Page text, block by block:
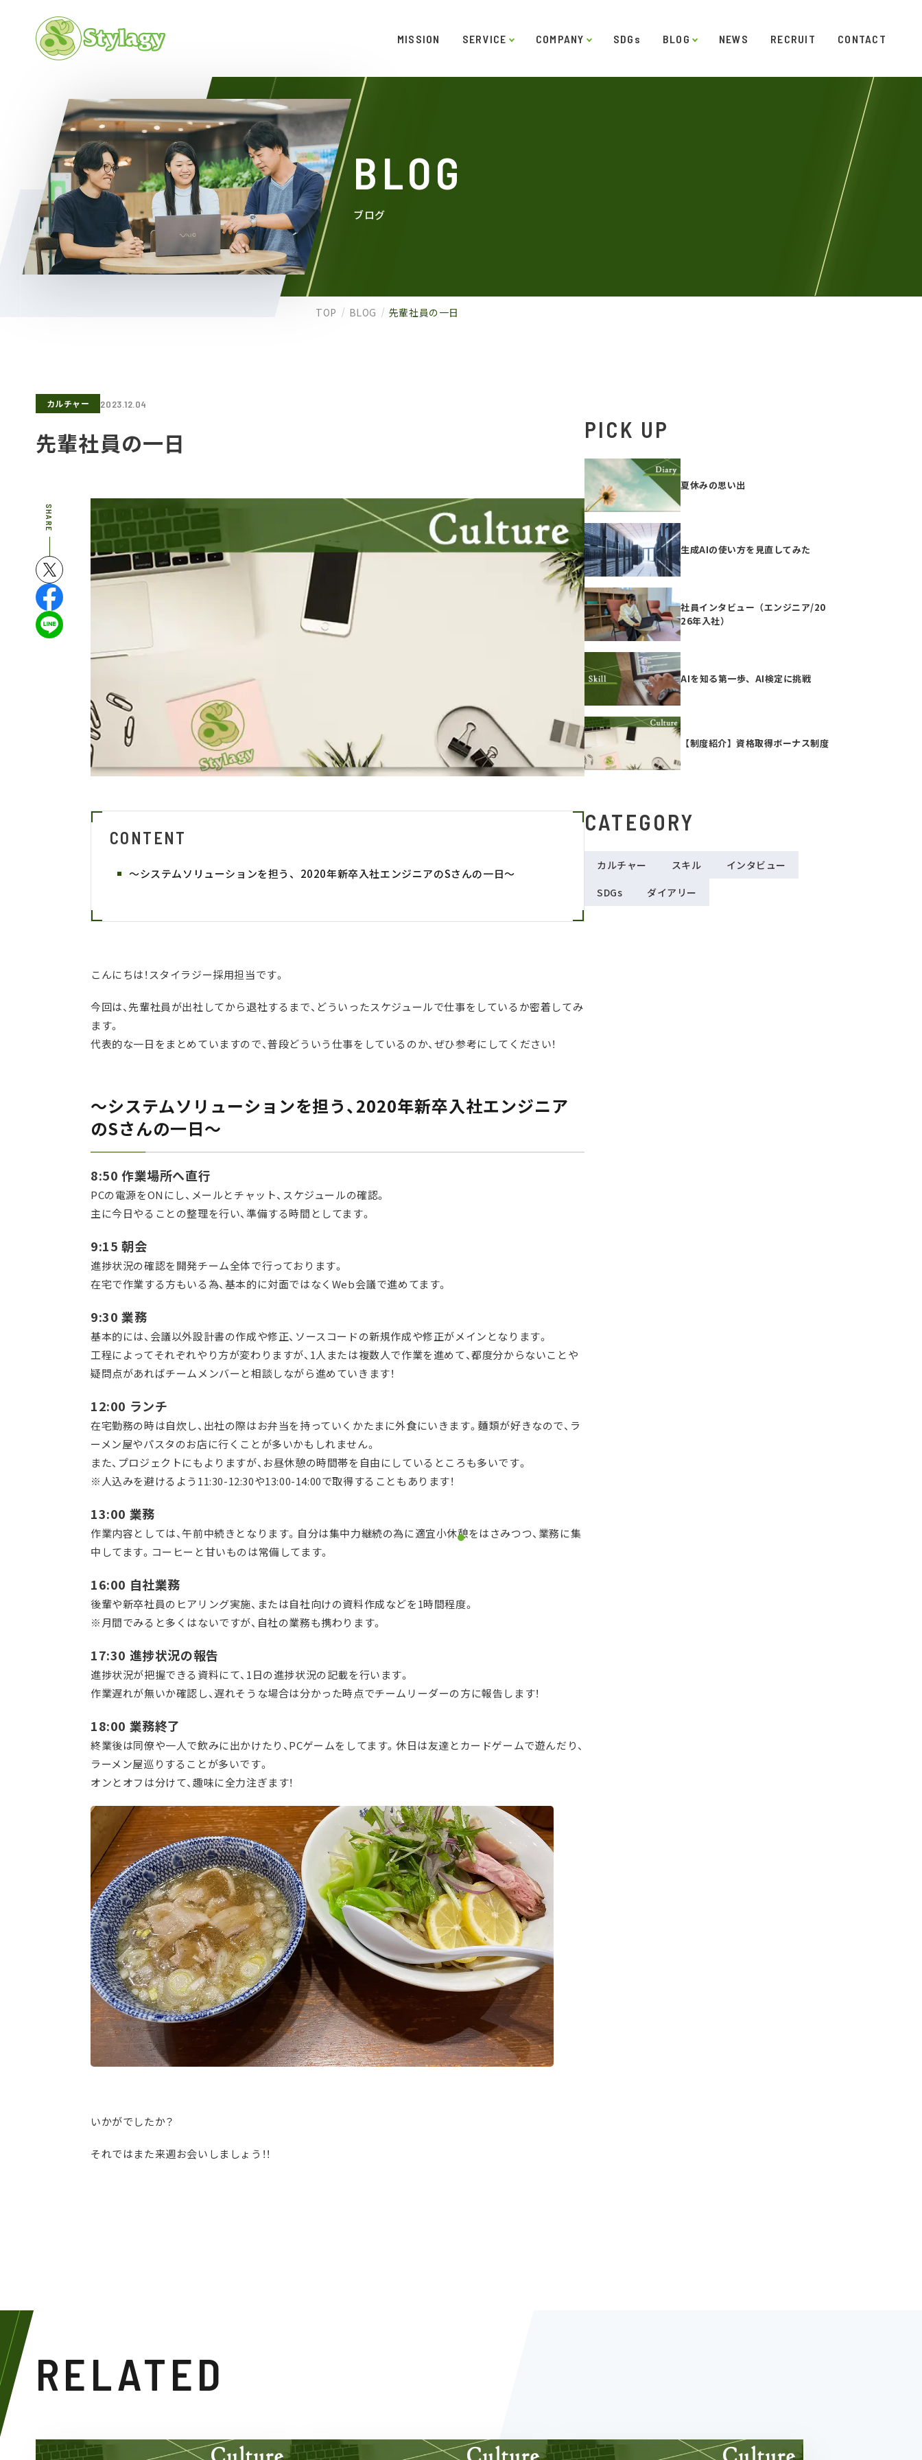
MISSION SERVICE
システムソリューション
COMPANY
会社概要 ご挨拶
SDGs BLOG
カルチャー スキル
NEWS RECRUIT CONTACT
BLOG
ブログ
TOP BLOG 先輩社員の一日
カルチャー 2023.12.04
先輩社員の一日
SHARE
CONTENT
～システムソリューションを担う、2020年新卒入社エンジニアのSさんの一日～
こんにちは！スタイラジー採用担当です。
今回は、先輩社員が出社してから退社するまで、どういったスケジュールで仕事をしているか密着してみ
ます。
代表的な一日をまとめていますので、普段どういう仕事をしているのか、ぜひ参考にしてください！
～システムソリューションを担う、2020年新卒入社エンジニア
のSさんの一日～
8:50 作業場所へ直行
PCの電源をONにし、メールとチャット、スケジュールの確認。
主に今日やることの整理を行い、準備する時間としてます。
9:15 朝会
進捗状況の確認を開発チーム全体で行っております。
在宅で作業する方もいる為、基本的に対面ではなくWeb会議で進めてます。
9:30 業務
基本的には、会議以外設計書の作成や修正、ソースコードの新規作成や修正がメインとなります。
工程によってそれぞれやり方が変わりますが、1人または複数人で作業を進めて、都度分からないことや
疑問点があればチームメンバーと相談しながら進めていきます！
12:00 ランチ
在宅勤務の時は自炊し、出社の際はお弁当を持っていくかたまに外食にいきます。麵類が好きなので、ラ
ーメン屋やパスタのお店に行くことが多いかもしれません。
また、プロジェクトにもよりますが、お昼休憩の時間帯を自由にしているところも多いです。
※人込みを避けるよう11:30-12:30や13:00-14:00で取得することもあります！
13:00 業務
作業内容としては、午前中続きとなります。自分は集中力継続の為に適宜小休憩をはさみつつ、業務に集
中してます。コーヒーと甘いものは常備してます。
16:00 自社業務
後輩や新卒社員のヒアリング実施、または自社向けの資料作成などを1時間程度。
※月間でみると多くはないですが、自社の業務も携わります。
17:30 進捗状況の報告
進捗状況が把握できる資料にて、1日の進捗状況の記載を行います。
作業遅れが無いか確認し、遅れそうな場合は分かった時点でチームリーダーの方に報告します！
18:00 業務終了
終業後は同僚や一人で飲みに出かけたり、PCゲームをしてます。休日は友達とカードゲームで遊んだり、
ラーメン屋巡りすることが多いです。
オンとオフは分けて、趣味に全力注ぎます！
いかがでしたか？
それではまた来週お会いしましょう！！
PICK UP
夏休みの思い出
生成AIの使い方を見直してみた
社員インタビュー（エンジニア/20
26年入社）
AIを知る第一歩、AI検定に挑戦
【制度紹介】資格取得ボーナス制度
CATEGORY
カルチャー スキル
インタビュー
SDGs
ダイアリー
RELATED